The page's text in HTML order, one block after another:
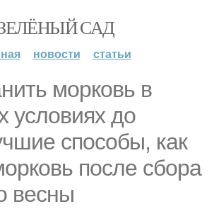
САД
новости статьи
морковь в
условиях до
способы, как
после сбора
весны